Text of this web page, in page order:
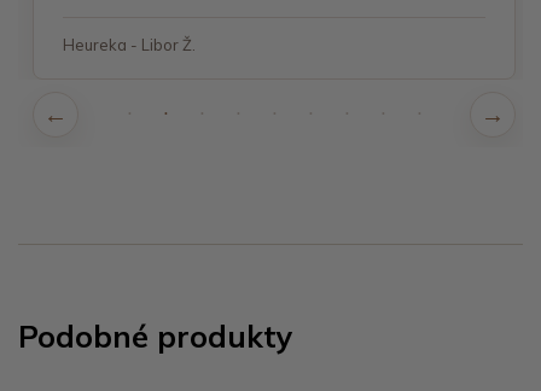
Heureka - Libor Ž.
Podobné produkty